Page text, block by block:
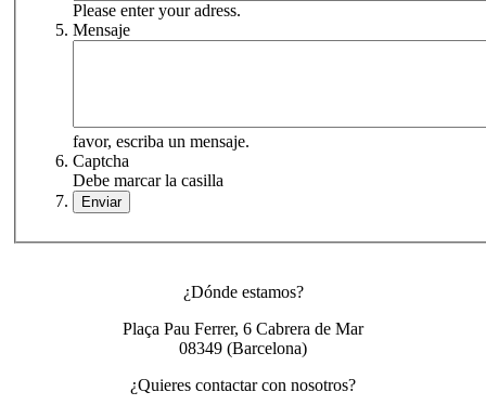
Please enter your adress.
Mensaje
favor, escriba un mensaje.
Captcha
Debe marcar la casilla
¿Dónde estamos?
Plaça Pau Ferrer, 6 Cabrera de Mar
08349 (Barcelona)
¿Quieres contactar con nosotros?